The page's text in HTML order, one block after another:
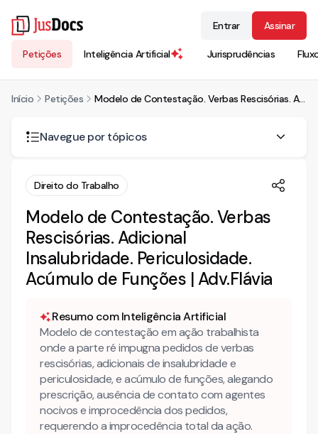
Petições Inteligência Artificial Jurisprudências
Entrar Assinar
Início Petições Modelo de Contestação. Verbas Rescisórias. Adicional Insalubridade. Periculosidade. Acúmulo de Funções | Adv.Flávia
Navegue por tópicos
CONTESTAÇÃO
Da prescrição qüinqüenal
• MÉRITO
Da contratualidade
Das multas dos arts. 467 e 477 da CLT
Da entrega das guias para encaminhamento do seguro
desemprego
Dos adicionais de insalubridade e periculosidade
Da impossibilidade de cumulação
Direito do Trabalho
Modelo de Contestação. Verbas
Rescisórias. Adicional
Insalubridade. Periculosidade.
Acúmulo de Funções | Adv.Flávia
Resumo com Inteligência Artificial
Modelo de contestação em ação trabalhista
onde a parte ré impugna pedidos de verbas
rescisórias, adicionais de insalubridade e
periculosidade, e acúmulo de funções, alegando
prescrição, ausência de contato com agentes
nocivos e improcedência dos pedidos,
requerendo a improcedência total da ação.